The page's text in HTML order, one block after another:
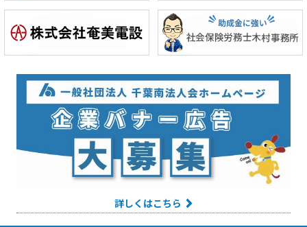
詳しくはこちら